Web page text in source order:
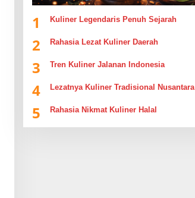
1 Kuliner Legendaris Penuh Sejarah
2 Rahasia Lezat Kuliner Daerah
3 Tren Kuliner Jalanan Indonesia
4 Lezatnya Kuliner Tradisional Nusantara
5 Rahasia Nikmat Kuliner Halal